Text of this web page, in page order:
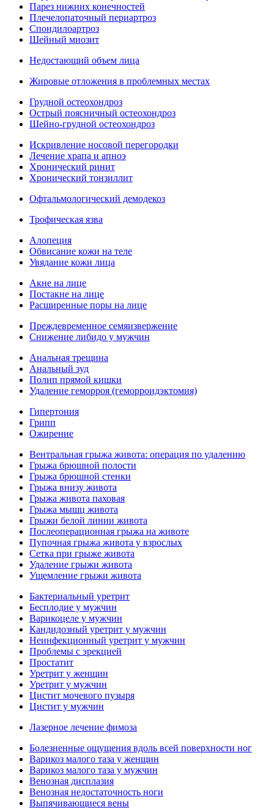
Парез нижних конечностей
Плечелопаточный периартроз
Спондилоартроз
Шейный миозит
Недостающий объем лица
Жировые отложения в проблемных местах
Грудной остеохондроз
Острый поясничный остеохондроз
Шейно-грудной остеохондроз
Искривление носовой перегородки
Лечение храпа и апноэ
Хронический ринит
Хронический тонзиллит
Офтальмологический демодекоз
Трофическая язва
Алопеция
Обвисание кожи на теле
Увядание кожи лица
Акне на лице
Постакне на лице
Расширенные поры на лице
Преждевременное семяизвержение
Снижение либидо у мужчин
Анальная трещина
Анальный зуд
Полип прямой кишки
Удаление геморроя (геморроидэктомия)
Гипертония
Грипп
Ожирение
Вентральная грыжа живота: операция по удалению
Грыжа брюшной полости
Грыжа брюшной стенки
Грыжа внизу живота
Грыжа живота паховая
Грыжа мышц живота
Грыжи белой линии живота
Послеоперационная грыжа на животе
Пупочная грыжа живота у взрослых
Сетка при грыже живота
Удаление грыжи живота
Ущемление грыжи живота
Бактериальный уретрит
Бесплодие у мужчин
Варикоцеле у мужчин
Кандидозный уретрит у мужчин
Неинфекционный уретрит у мужчин
Проблемы с эрекцией
Простатит
Уретрит у женщин
Уретрит у мужчин
Цистит мочевого пузыря
Цистит у мужчин
Лазерное лечение фимоза
Болезненные ощущения вдоль всей поверхности ног
Варикоз малого таза у женщин
Варикоз малого таза у мужчин
Венозная дисплазия
Венозная недостаточность ноги
Выпячивающиеся вены